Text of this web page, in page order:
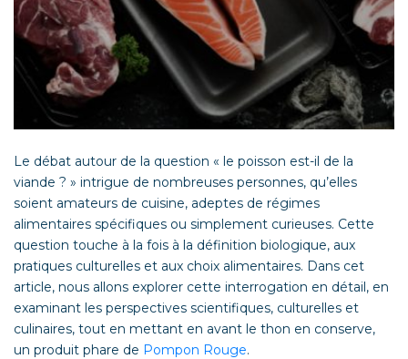
Le débat autour de la question « le poisson est-il de la
viande ? » intrigue de nombreuses personnes, qu’elles
soient amateurs de cuisine, adeptes de régimes
alimentaires spécifiques ou simplement curieuses. Cette
question touche à la fois à la définition biologique, aux
pratiques culturelles et aux choix alimentaires. Dans cet
article, nous allons explorer cette interrogation en détail, en
examinant les perspectives scientifiques, culturelles et
culinaires, tout en mettant en avant le thon en conserve,
un produit phare de Pompon Rouge.